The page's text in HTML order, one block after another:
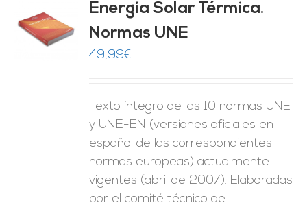
Energía Solar Térmica.
Normas UNE
49,99€
Texto íntegro de las 10 normas UNE
y UNE-EN (versiones oficiales en
español de las correspondientes
normas europeas) actualmente
vigentes (abril de 2007). Elaboradas
por el comité técnico de